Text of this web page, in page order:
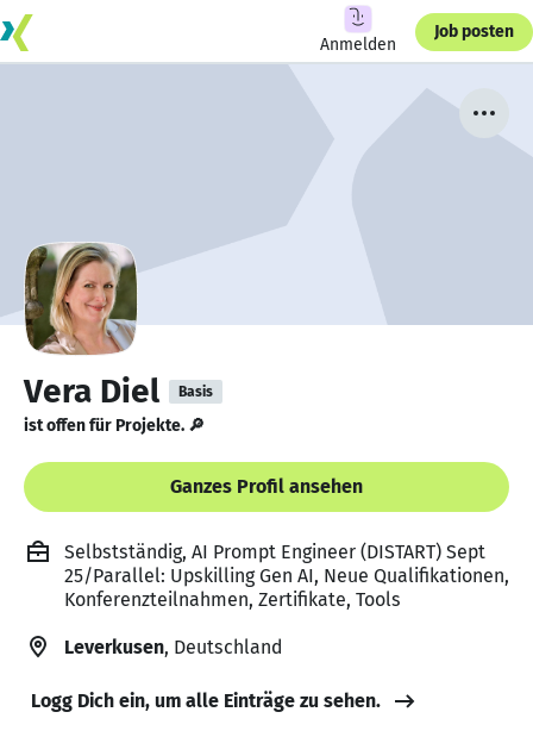
Anmelden
Job posten
Vera Diel Basis
ist offen für Projekte. 🔎
Ganzes Profil ansehen
Selbstständig, AI Prompt Engineer (DISTART) Sept
25/Parallel: Upskilling Gen AI, Neue Qualifikationen,
Konferenzteilnahmen, Zertifikate, Tools
Leverkusen, Deutschland
Logg Dich ein, um alle Einträge zu sehen.